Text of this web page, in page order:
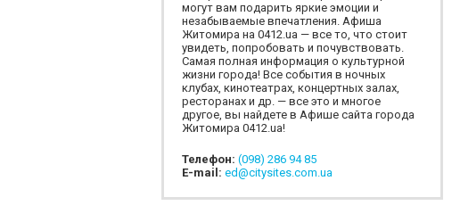
могут вам подарить яркие эмоции и
незабываемые впечатления. Афиша
Житомира на 0412.ua — все то, что стоит
увидеть, попробовать и почувствовать.
Самая полная информация о культурной
жизни города! Все события в ночных
клубах, кинотеатрах, концертных залах,
ресторанах и др. — все это и многое
другое, вы найдете в Афише сайта города
Житомира 0412.ua!
Телефон: (098) 286 94 85
E-mail: ed@citysites.com.ua